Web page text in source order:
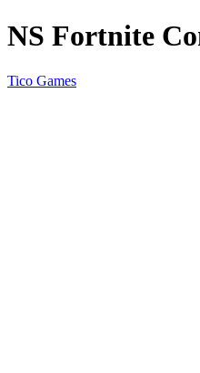
NS Fortnite
Tico Games